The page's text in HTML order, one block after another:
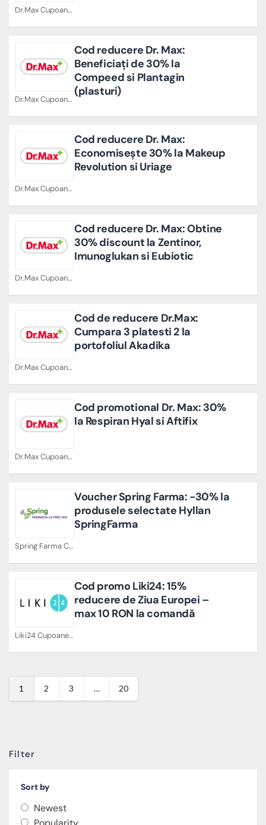
Dr.Max Cupoane
Dr.Max Cupoane
Cod reducere Dr. Max:
Beneficiați de 30% la
Compeed si Plantagin
(plasturi)
Dr.Max Cupoane
Cod reducere Dr. Max:
Economisește 30% la Makeup
Revolution si Uriage
Dr.Max Cupoane
Cod reducere Dr. Max: Obtine
30% discount la Zentinor,
Imunoglukan si Eubiotic
Dr.Max Cupoane
Cod de reducere Dr.Max:
Cumpara 3 platesti 2 la
portofoliul Akadika
Dr.Max Cupoane
Cod promotional Dr. Max: 30%
la Respiran Hyal si Aftifix
Spring Farma Cupoane
Voucher Spring Farma: -30% la
produsele selectate Hyllan
SpringFarma
Liki24 Cupoane
Cod promo Liki24: 15%
reducere de Ziua Europei –
max 10 RON la comandă
1 2 3 … 20
Filter
Sort by
Newest